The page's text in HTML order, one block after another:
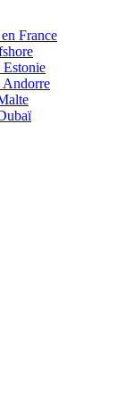
France
Estonie
Andorre